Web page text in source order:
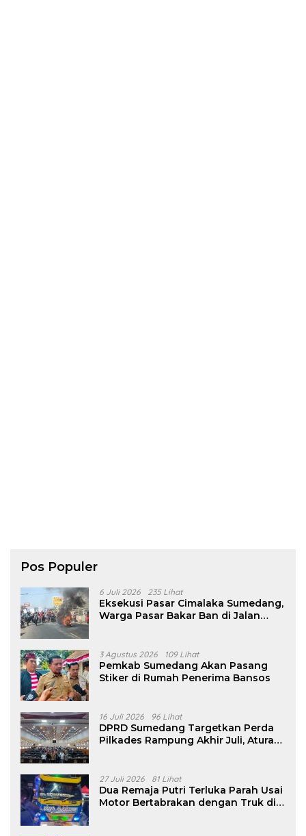
Pos Populer
6 Juli 2026 235 Lihat
Eksekusi Pasar Cimalaka Sumedang,
Warga Pasar Bakar Ban di Jalan
3 Agustus 2026 109 Lihat
Pemkab Sumedang Akan Pasang
Stiker di Rumah Penerima Bansos
16 Juli 2026 96 Lihat
DPRD Sumedang Targetkan Perda
Pilkades Rampung Akhir Juli, Aturan
27 Juli 2026 81 Lihat
Dua Remaja Putri Terluka Parah Usai
Motor Bertabrakan dengan Truk di